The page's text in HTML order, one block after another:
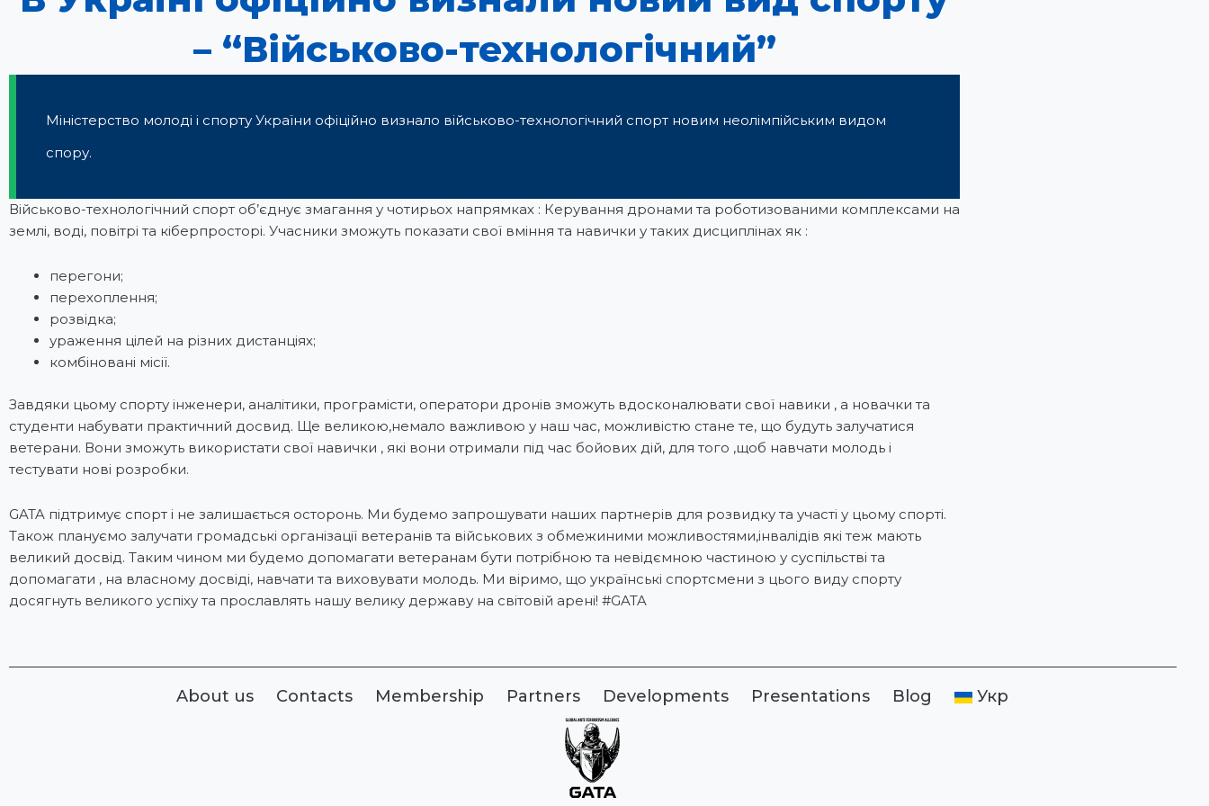
– “Військово-технологічний”
Міністерство молоді і спорту України офіційно визнало військово-технологічний спорт новим неолімпійським видом
спору.
Військово-технологічний спорт об’єднує змагання у чотирьох напрямках : Керування дронами та роботизованими комплексами на
землі, воді, повітрі та кіберпросторі. Учасники зможуть показати свої вміння та навички у таких дисциплінах як :
перегони;
перехоплення;
розвідка;
ураження цілей на різних дистанціях;
комбіновані місії.
Завдяки цьому спорту інженери, аналітики, програмісти, оператори дронів зможуть вдосконалювати свої навики , а новачки та
студенти набувати практичний досвид. Ще великою,немало важливою у наш час, можливістю стане те, що будуть залучатися
ветерани. Вони зможуть використати свої навички , які вони отримали під час бойових дій, для того ,щоб навчати молодь і
тестувати нові розробки.
GATA підтримує спорт і не залишається осторонь. Ми будемо запрошувати наших партнерів для розвидку та участі у цьому спорті.
Також плануємо залучати громадські організації ветеранів та військових з обмежиними можливостями,інвалідів які теж мають
великий досвід. Таким чином ми будемо допомагати ветеранам бути потрібною та невідємною частиною у суспільстві та
допомагати , на власному досвіді, навчати та виховувати молодь. Ми віримо, що українські спортсмени з цього виду спорту
досягнуть великого успіху та прославлять нашу велику державу на світовій арені! #GATA
About us Contacts Membership Partners Developments Presentations Blog Укр